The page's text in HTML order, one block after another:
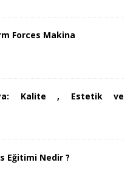
Forces Makina
Kalite , Estetik ve
Eğitimi Nedir ?